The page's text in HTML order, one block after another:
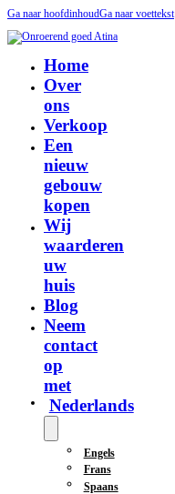
Ga naar hoofdinhoudGa naar voettekst
Home
Over
ons
Verkoop
Een
nieuw
gebouw
kopen
Wij
waarderen
uw
huis
Blog
Neem
contact
op
met
Nederlands
Engels
Frans
Spaans